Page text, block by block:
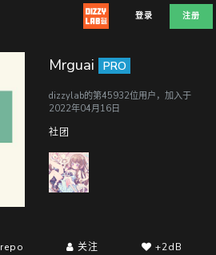
登录 注册
Mrguai PRO
dizzylab的第45932位用户，加入于
2022年04月16日
社团
repo 关注 +2dB